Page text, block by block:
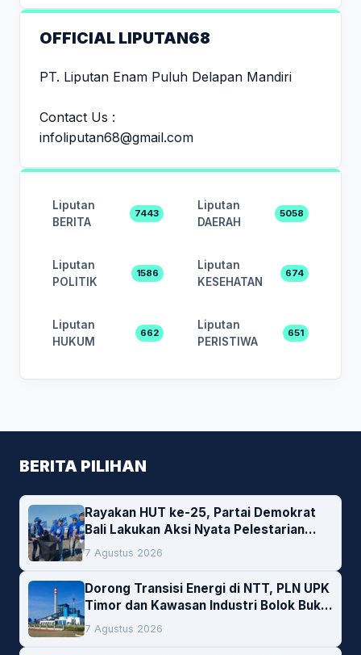
OFFICIAL LIPUTAN68
PT. Liputan Enam Puluh Delapan Mandiri
Contact Us :
infoliputan68@gmail.com
Liputan
BERITA
7443
Liputan
DAERAH
5058
Liputan
POLITIK
1586
Liputan
KESEHATAN
674
Liputan
HUKUM
662
Liputan
PERISTIWA
651
BERITA PILIHAN
Rayakan HUT ke-25, Partai Demokrat
Bali Lakukan Aksi Nyata Pelestarian
Lingkungan
7 Agustus 2026
Dorong Transisi Energi di NTT, PLN UPK
Timor dan Kawasan Industri Bolok Buka
Peluang Investasi Woodchip untuk
Cofiring PLTU Bolok
7 Agustus 2026